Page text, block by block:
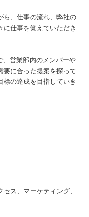
ら、仕事の流れ、弊社の
仕事を覚えていただき
、営業部内のメンバーや
要に合った提案を探って
の達成を目指していき
ス、マーケティング、